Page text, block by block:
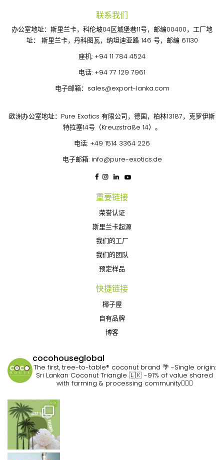
联系我们
办公室地址：斯里兰卡，科伦坡04区城堡巷11号，邮编00400，工厂地
址： 斯里兰卡，丹科图瓦，纳坦迪亚路 146 号，邮编 61130
座机: +94 11 784 4524
电话: +94 77 129 7961
电子邮箱： sales@export-lanka.com
欧洲办公室地址：Pure Exotics 有限公司，德国，柏林13187，克罗伊斯
特拉塞14号（Kreuzstraße 14）。
电话: +49 1514 3364 226
电子邮箱: info@pure-exotics.de
重要链接
荣誉认证
斯里兰卡起源
我们的工厂
我们的团队
预定样品
快捷链接
椰子屋
自有品牌
博客
cocohouseglobal
The first, tree-to-table® coconut brand 🌴 -Single origin:
Sri Lankan Coconut Triangle 🇱🇰 -91% of value shared
with farming & processing community👷🏽‍♀️